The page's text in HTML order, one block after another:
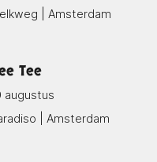
| Amsterdam
Tee
augustus
| Amsterdam